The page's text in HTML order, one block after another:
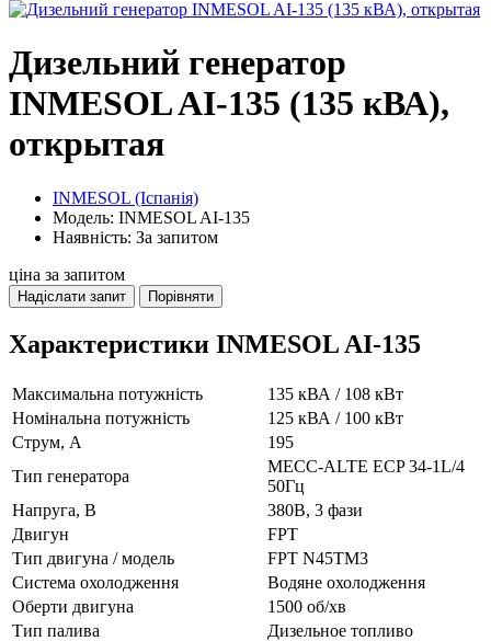
Дизельний генератор
INMESOL AI-135 (135 кВА),
открытая
INMESOL (Іспанія)
Модель: INMESOL AI-135
Наявність: За запитом
ціна за запитом
Надіслати запит Порівняти
Характеристики INMESOL AI-135
Максимальна потужність
135 кВА / 108 кВт
Номінальна потужність
125 кВА / 100 кВт
Струм, А
195
Тип генератора
MECC-ALTE ECP 34-1L/4
50Гц
Напруга, В
380В, 3 фази
Двигун
FPT
Тип двигуна / модель
FPT N45TM3
Система охолодження
Водяне охолодження
Оберти двигуна
1500 об/хв
Тип палива
Дизельное топливо